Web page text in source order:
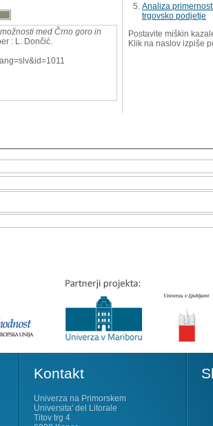
med Črno goro in
: L. Dončić.
Analiza
trgovsko podjetje
Postavite miškin
Klik na naslov izpiše
Kontakt
Univerza na Primorskem
Universita' del Litorale
Titov trg 4